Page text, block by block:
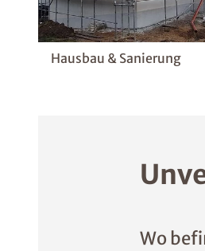
Hausbau & Sanierung
Wo